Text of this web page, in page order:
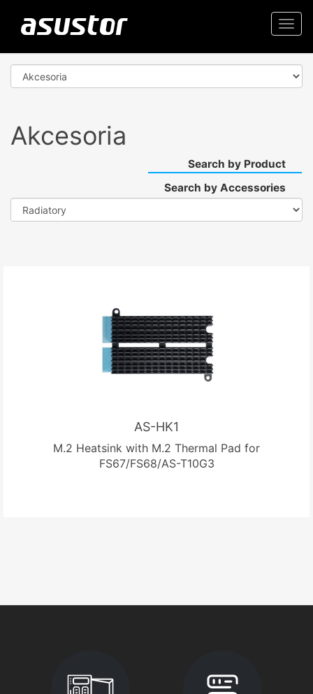
Akcesoria
Search by Product
Search by Accessories
AS-HK1
M.2 Heatsink with M.2 Thermal Pad for
FS67/FS68/AS-T10G3